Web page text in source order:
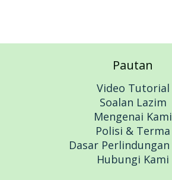
Pautan
Video Tutorial
Soalan Lazim
Mengenai Kami
Polisi & Terma
Dasar
Hubungi Kami